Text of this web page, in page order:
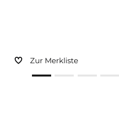
Zur Merkliste